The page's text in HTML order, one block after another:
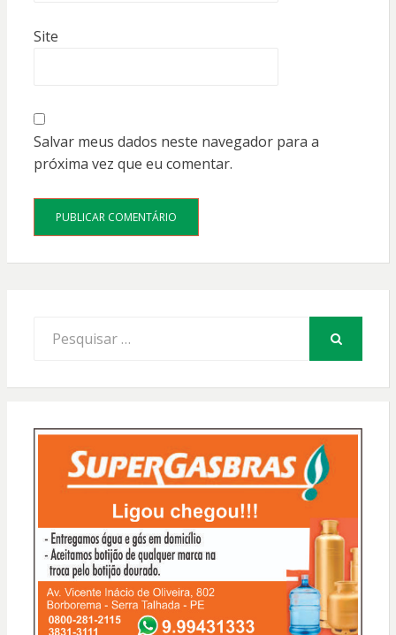
Site
Salvar meus dados neste navegador para a
próxima vez que eu comentar.
por: